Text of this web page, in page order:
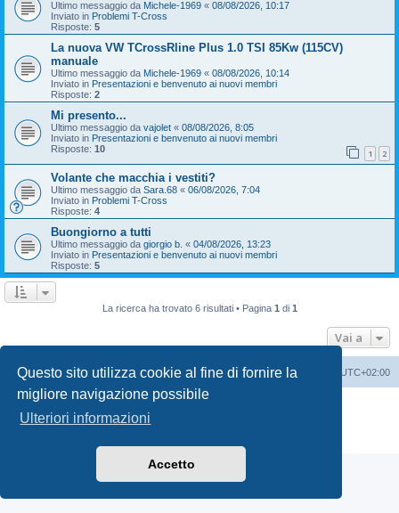
Questo sito utilizza cookie al fine di fornire la
migliore navigazione possibile
Ulteriori informazioni
Accetto
Ultimo messaggio da Michele-1969 « 08/08/2026, 10:17
Inviato in Problemi T-Cross
Risposte: 5
La nuova VW TCrossRline Plus 1.0 TSI 85Kw (115CV)
manuale
Ultimo messaggio da Michele-1969 « 08/08/2026, 10:14
Inviato in Presentazioni e benvenuto ai nuovi membri
Risposte: 2
Mi presento...
Ultimo messaggio da vajolet « 08/08/2026, 8:05
Inviato in Presentazioni e benvenuto ai nuovi membri
Risposte: 10 1 2
Volante che macchia i vestiti?
Ultimo messaggio da Sara.68 « 06/08/2026, 7:04
Inviato in Problemi T-Cross
Risposte: 4
Buongiorno a tutti
Ultimo messaggio da giorgio b. « 04/08/2026, 13:23
Inviato in Presentazioni e benvenuto ai nuovi membri
Risposte: 5
La ricerca ha trovato 6 risultati • Pagina 1 di 1
Vai a
T-Cross Club T-Cross Club Tutti gli orari sono UTC+02:00
Creato da phpBB
Traduzione Italiana